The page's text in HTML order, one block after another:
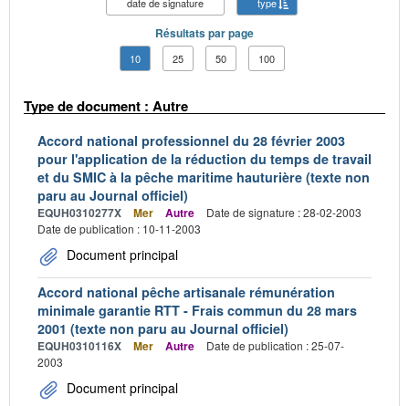
Résultats par page
10 25 50 100
Type de document : Autre
Accord national professionnel du 28 février 2003
pour l'application de la réduction du temps de travail
et du SMIC à la pêche maritime hauturière (texte non
paru au Journal officiel)
EQUH0310277X Mer Autre
Date de signature : 28-02-2003
Date de publication : 10-11-2003
Document principal
Accord national pêche artisanale rémunération
minimale garantie RTT - Frais commun du 28 mars
2001 (texte non paru au Journal officiel)
EQUH0310116X Mer Autre
Date de publication : 25-07-
2003
Document principal